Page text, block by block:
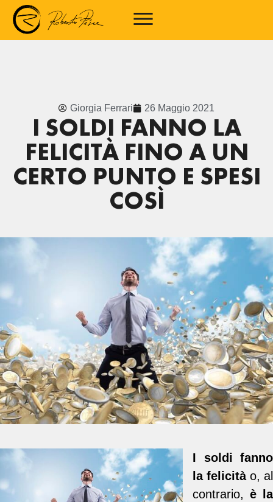
Giorgia Ferrari 26 Maggio 2021
I SOLDI FANNO LA
FELICITÀ FINO A UN
CERTO PUNTO E SPESI
COSÌ
I soldi fanno
la felicitào, al
contrario, è la